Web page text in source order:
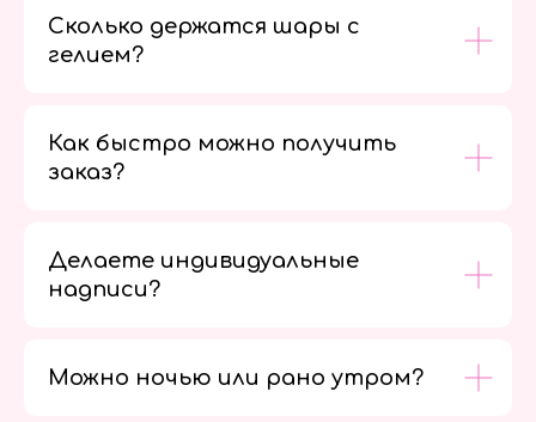
Сколько держатся шары с
гелием?
Как быстро можно получить
заказ?
Делаете индивидуальные
надписи?
Можно ночью или рано утром?